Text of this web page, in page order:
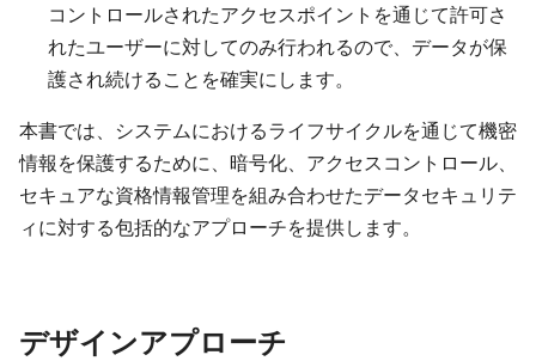
コントロールされたアクセスポイントを通じて許可さ
れたユーザーに対してのみ行われるので、データが保
護され続けることを確実にします。
本書では、システムにおけるライフサイクルを通じて機密
情報を保護するために、暗号化、アクセスコントロール、
セキュアな資格情報管理を組み合わせたデータセキュリテ
ィに対する包括的なアプローチを提供します。
デザインアプローチ